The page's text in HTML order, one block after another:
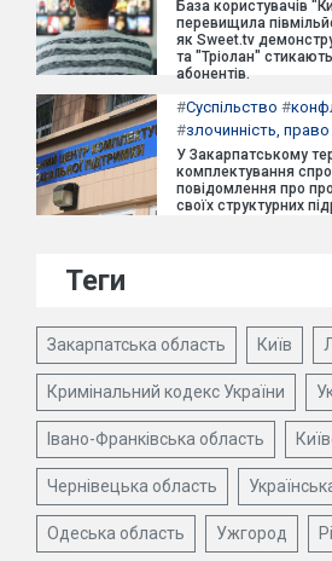
База користувачів
перевищила
як Sweet.tv
та "Тріолан"
абонентів.
#Суспільство #
#злочинність,
У Закарпатському
комплектування
повідомлення про
своїх структурних
Теги
Закарпатська область Київ
Кримінальний кодекс України
Івано-Франківська область
Чернівецька область
Одеська область Ужгород